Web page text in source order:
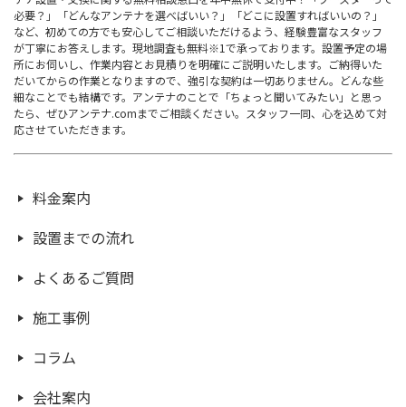
必要？」「どんなアンテナを選べばいい？」「どこに設置すればいいの？」
など、初めての方でも安心してご相談いただけるよう、経験豊富なスタッフ
が丁寧にお答えします。現地調査も無料※1で承っております。設置予定の場
所にお伺いし、作業内容とお見積りを明確にご説明いたします。ご納得いた
だいてからの作業となりますので、強引な契約は一切ありません。どんな些
細なことでも結構です。アンテナのことで「ちょっと聞いてみたい」と思っ
たら、ぜひアンテナ.comまでご相談ください。スタッフ一同、心を込めて対
応させていただきます。
料金案内
設置までの流れ
よくあるご質問
施工事例
コラム
会社案内